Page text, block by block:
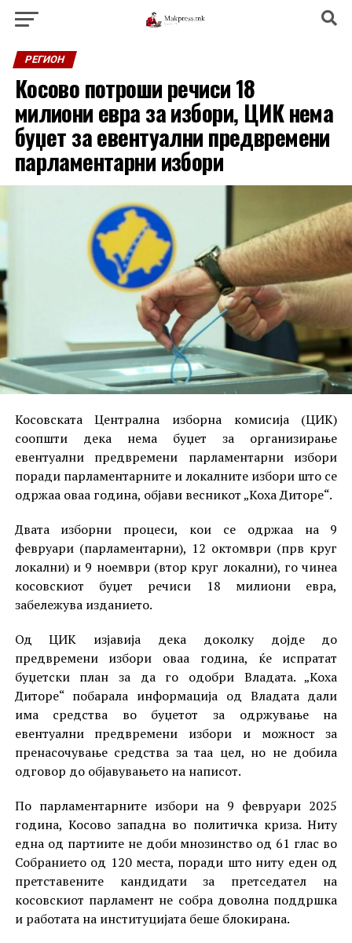
РЕГИОН
Косово потроши речиси 18
милиони евра за избори, ЦИК нема
буџет за евентуални предвремени
парламентарни избори
Косовската Централна изборна комисија (ЦИК)
соопшти дека нема буџет за организирање
евентуални предвремени парламентарни избори
поради парламентарните и локалните избори што се
одржаа оваа година, објави весникот „Коха Диторе“.
Двата изборни процеси, кои се одржаа на 9
февруари (парламентарни), 12 октомври (прв круг
локални) и 9 ноември (втор круг локални), го чинеа
косовскиот буџет речиси 18 милиони евра,
забележува изданието.
Од ЦИК изјавија дека доколку дојде до
предвремени избори оваа година, ќе испратат
буџетски план за да го одобри Владата. „Коха
Диторе“ побарала информација од Владата дали
има средства во буџетот за одржување на
евентуални предвремени избори и можност за
пренасочување средства за таа цел, но не добила
одговор до објавувањето на написот.
По парламентарните избори на 9 февруари 2025
година, Косово западна во политичка криза. Ниту
една од партиите не доби мнозинство од 61 глас во
Собранието од 120 места, поради што ниту еден од
претставените кандидати за претседател на
косовскиот парламент не собра доволна поддршка
и работата на институцијата беше блокирана.